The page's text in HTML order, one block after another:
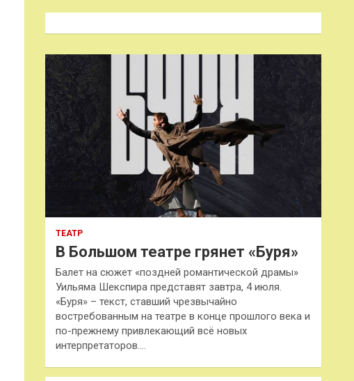
к
ТЕАТР
В Большом театре грянет «Буря»
Балет на сюжет «поздней романтической драмы»
Уильяма Шекспира представят завтра, 4 июля.
«Буря» – текст, ставший чрезвычайно
востребованным на театре в конце прошлого века и
по-прежнему привлекающий всё новых
интерпретаторов.…